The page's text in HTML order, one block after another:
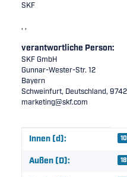
SKF
, ,
verantwortliche Person:
SKF GmbH
Gunnar-Wester-Str. 12
Bayern
Schweinfurt, Deutschland,
marketing@skf.com
Produkteigenschaft
Wert
Innen (d):
Außen (D):